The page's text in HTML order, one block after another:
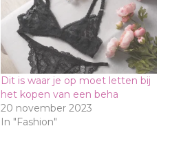
Dit is waar je op moet letten bij
het kopen van een beha
20 november 2023
In "Fashion"